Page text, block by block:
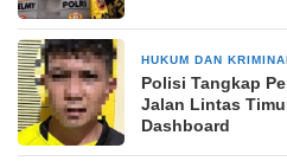
HUKUM DAN
Polisi Tangkap
Jalan Lintas
Dashboard